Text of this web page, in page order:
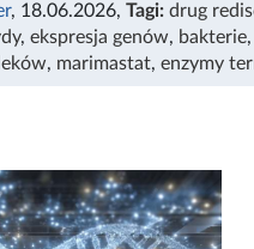
, 18.06.2026, Tagi: drug
, ekspresja genów, bakterie,
, marimastat, enzymy